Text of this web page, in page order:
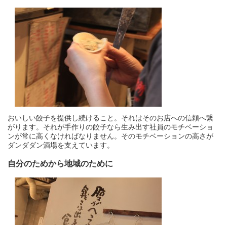
おいしい餃子を提供し続けること。それはそのお店への信頼へ繋
がります。それが手作りの餃子なら生み出す社員のモチベーショ
ンが常に高くなければなりません。そのモチベーションの高さが
ダンダダン酒場を支えています。
自分のためから地域のために